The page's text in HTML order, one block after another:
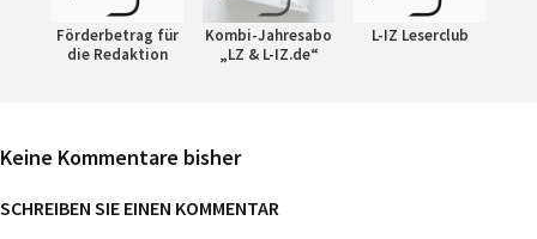
Förderbetrag für
die Redaktion
Kombi-Jahresabo
„LZ & L-IZ.de“
L-IZ Leserclub
Keine Kommentare bisher
SCHREIBEN SIE EINEN KOMMENTAR